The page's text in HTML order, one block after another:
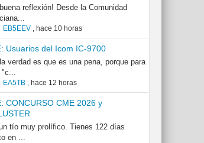
reflexión! Desde la Comunidad
EB5EEV, hace 10 horas
Usuarios del Icom IC-9700
verdad es que es una pena, porque para
"c...
EA5TB, hace 12 horas
CONCURSO CME 2026 y
tío muy prolífico. Tienes 122 días
en ...